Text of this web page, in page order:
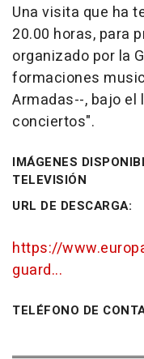
Una visita que ha
20.00 horas, para
organizado por la
formaciones
Armadas--, bajo el
conciertos".
IMÁGENES
TELEVISIÓN
URL DE DESCARGA:
https://
guard...
TELÉFONO DE